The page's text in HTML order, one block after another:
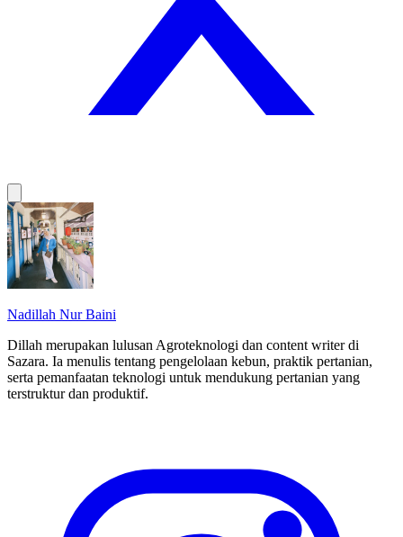
Nadillah Nur Baini
Dillah merupakan lulusan Agroteknologi dan content writer di
Sazara. Ia menulis tentang pengelolaan kebun, praktik pertanian,
serta pemanfaatan teknologi untuk mendukung pertanian yang
terstruktur dan produktif.